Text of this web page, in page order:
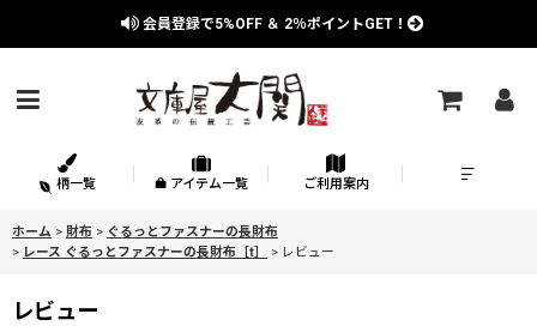
会員登録で5%OFF ＆ 2％ポイントGET！
柄一覧 アイテム一覧 ご利用案内
ホーム > 財布 > ぐるっとファスナーの長財布
> レース ぐるっとファスナーの長財布［t］ > レビュー
レビュー